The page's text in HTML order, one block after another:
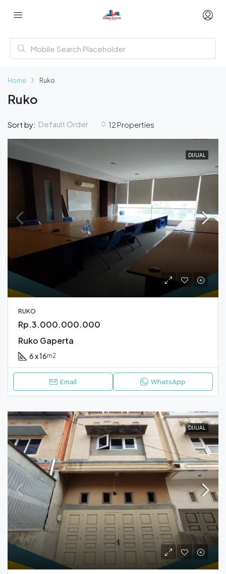
Home Ruko
Ruko
12 Properties
Sort by: Default Order
DIJUAL
RUKO
Rp.3.000.000.000
Ruko Gaperta
6 x 16m2
Email WhatsApp
DIJUAL